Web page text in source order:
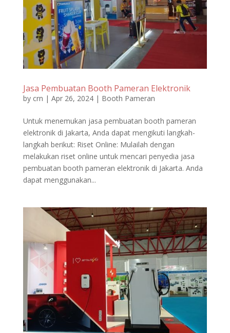
Jasa Pembuatan Booth Pameran Elektronik
by crn | Apr 26, 2024| Booth Pameran
Untuk menemukan jasa pembuatan booth pameran
elektronik di Jakarta, Anda dapat mengikuti langkah-
langkah berikut: Riset Online: Mulailah dengan
melakukan riset online untuk mencari penyedia jasa
pembuatan booth pameran elektronik di Jakarta. Anda
dapat menggunakan...